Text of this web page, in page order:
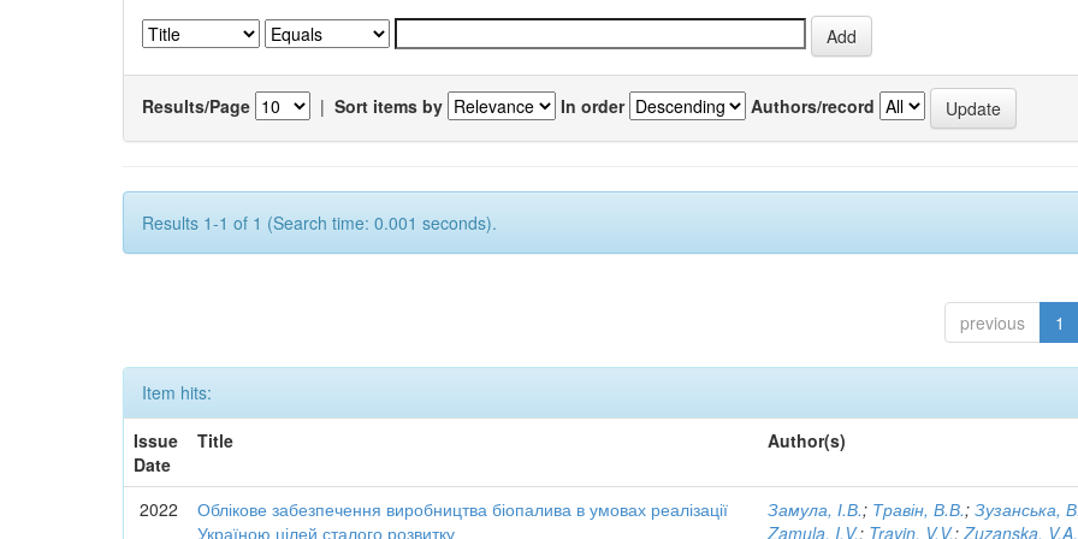
Results/Page | Sort items by In order Authors/record
Results 1-1 of 1 (Search time: 0.001 seconds).
previous 1
Item hits:
Issue
Date
Title Author(s)
2022
Облікове забезпечення виробництва біопалива в умовах реалізації
Україною цілей сталого розвитку
Замула, І.В.; Травін, В.В.;Зузанська,
Zamula, I.V.; Travin, V.V.;Zuzanska, V.A.